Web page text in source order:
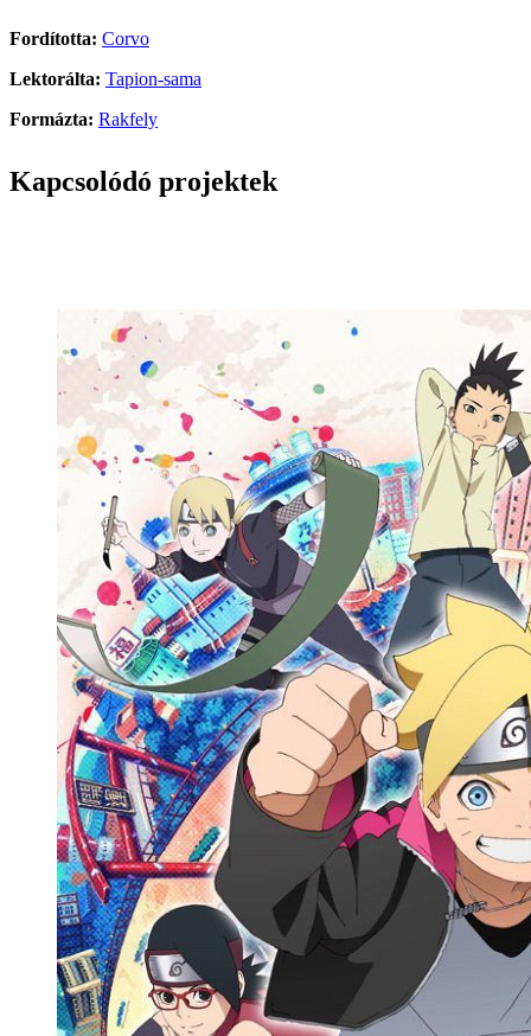
Fordította: Corvo
Lektorálta: Tapion-sama
Formázta: Rakfely
Kapcsolódó projektek